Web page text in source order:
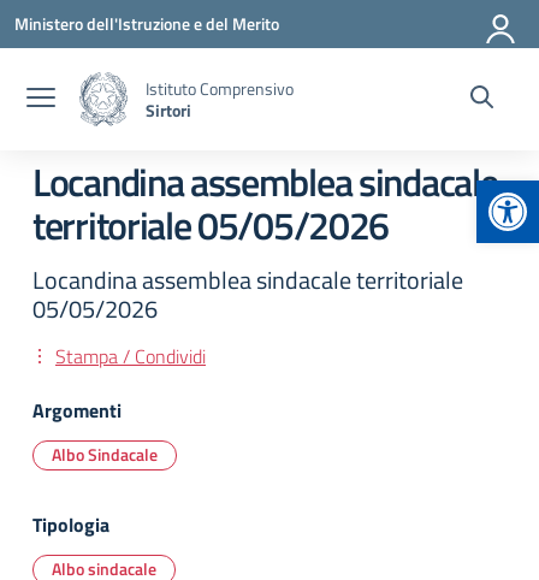
Vai ai contenuti
Vai al menu di navigazione
Vai al footer
Ministero dell'Istruzione e del Merito
Istituto Comprensivo
Sirtori
Locandina assemblea sindacale
territoriale 05/05/2026
Locandina assemblea sindacale territoriale
05/05/2026
Stampa / Condividi
Argomenti
Albo Sindacale
Tipologia
Albo sindacale